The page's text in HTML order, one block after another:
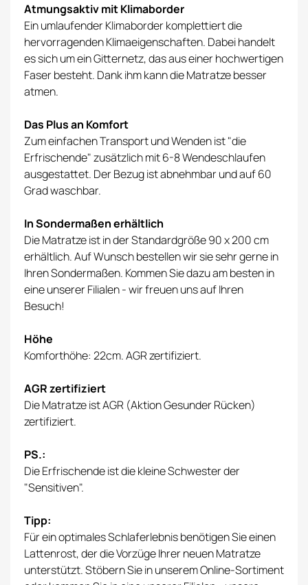
Atmungsaktiv mit Klimaborder
Ein umlaufender Klimaborder komplettiert die
hervorragenden Klimaeigenschaften. Dabei handelt
es sich um ein Gitternetz, das aus einer hochwertigen
Faser besteht. Dank ihm kann die Matratze besser
atmen.
Das Plus an Komfort
Zum einfachen Transport und Wenden ist "die
Erfrischende" zusätzlich mit 6-8 Wendeschlaufen
ausgestattet. Der Bezug ist abnehmbar und auf 60
Grad waschbar.
In Sondermaßen erhältlich
Die Matratze ist in der Standardgröße 90 x 200 cm
erhältlich. Auf Wunsch bestellen wir sie sehr gerne in
Ihren Sondermaßen. Kommen Sie dazu am besten in
eine unserer Filialen - wir freuen uns auf Ihren
Besuch!
Höhe
Komforthöhe: 22cm. AGR zertifiziert.
AGR zertifiziert
Die Matratze ist AGR (Aktion Gesunder Rücken)
zertifiziert.
PS.:
Die Erfrischende ist die kleine Schwester der
"Sensitiven".
Tipp:
Für ein optimales Schlaferlebnis benötigen Sie einen
Lattenrost, der die Vorzüge Ihrer neuen Matratze
unterstützt. Stöbern Sie in unserem Online-Sortiment